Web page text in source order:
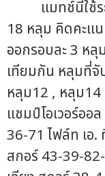
แมทช์นี้ใช้ระ
18 หลุม คิดคะแ
ออกรอบละ 3 หลุ
เทียมกัน หลุมที่
หลุม12 , หลุม
แชมป์โอเวอร์ออ
36-71 ไฟล์ท เอ.
สกอร์ 43-39-